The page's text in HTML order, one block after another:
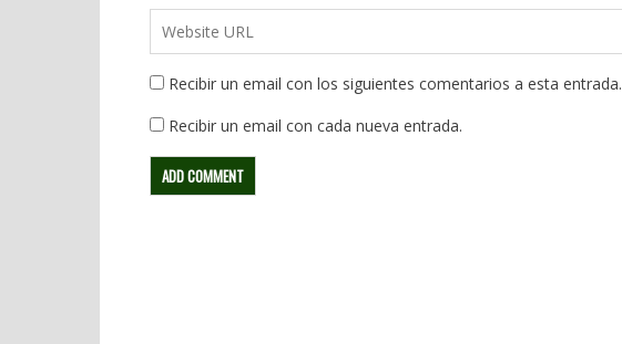
Recibir un email con los siguientes comentarios a esta entrada.
Recibir un email con cada nueva entrada.